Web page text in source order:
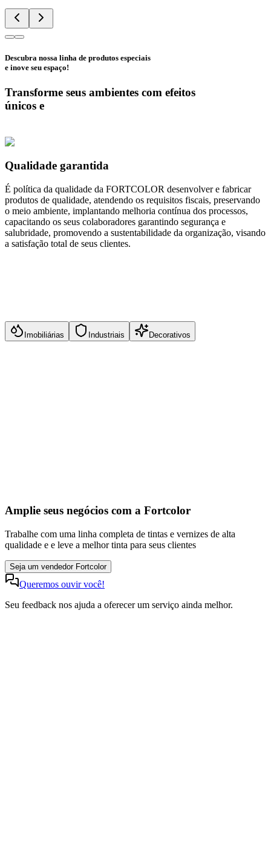
Descubra nossa linha de produtos especiais
e inove seu espaço!
Transforme seus ambientes com efeitos
únicos e
Qualidade garantida
É política da qualidade da FORTCOLOR desenvolver e fabricar
produtos de qualidade, atendendo os requisitos fiscais, preservando
o meio ambiente, implantando melhoria contínua dos processos,
capacitando os seus colaboradores garantindo segurança e
salubridade, promovendo a sustentabilidade da organização, visando
a satisfação total de seus clientes.
Imobiliárias Industriais Decorativos
Amplie seus negócios com a Fortcolor
Trabalhe com uma linha completa de tintas e vernizes de alta
qualidade e e leve a melhor tinta para seus clientes
Seja um vendedor Fortcolor
Queremos ouvir você!
Seu feedback nos ajuda a oferecer um serviço ainda melhor.